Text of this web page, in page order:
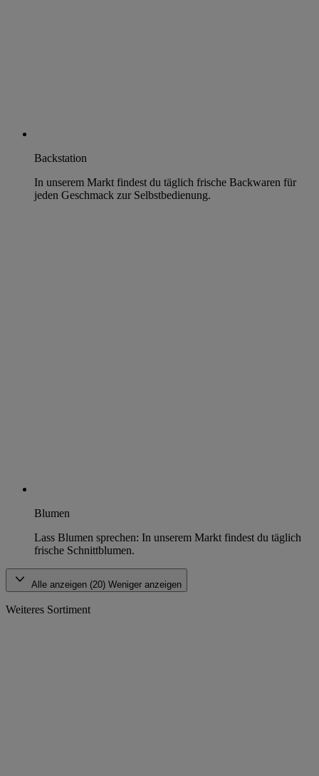
Backstation
In unserem Markt findest du täglich frische Backwaren für
jeden Geschmack zur Selbstbedienung.
Blumen
Lass Blumen sprechen: In unserem Markt findest du täglich
frische Schnittblumen.
Alle anzeigen (20) Weniger anzeigen
Weiteres Sortiment